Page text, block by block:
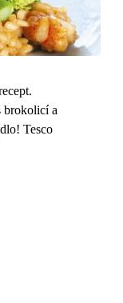
brokolicí a
Tesco